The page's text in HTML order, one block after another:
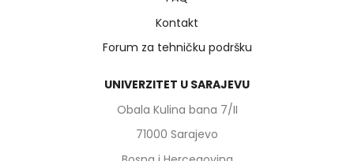
Kontakt
Forum za tehničku podršku
UNIVERZITET U SARAJEVU
Obala Kulina bana 7/II
71000 Sarajevo